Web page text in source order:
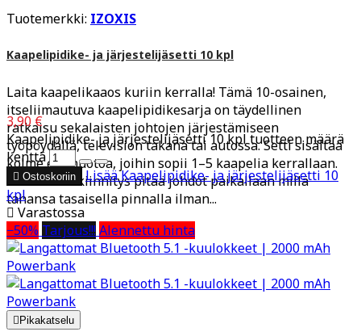
Tuotemerkki: IZOXIS
Kaapelipidike- ja järjestelijäsetti 10 kpl
Laita kaapelikaaos kuriin kerralla! Tämä 10-osainen,
itseliimautuva kaapelipidikesarja on täydellinen
ratkaisu sekalaisten johtojen järjestämiseen
työpöydällä, television takana tai autossa. Setti sisältää
kolme eri muotoa, joihin sopii 1–5 kaapelia kerrallaan.
Vahva tarrakiinnitys pitää johdot paikallaan millä
tahansa tasaisella pinnalla ilman...
3,90 €
Kaapelipidike- ja järjestelijäsetti 10 kpl tuotteen määrä
kenttä
 Ostoskoriin LisääKaapelipidike- ja järjestelijäsetti 10
kpl
 Varastossa
−50% Tarjous!!!Alennettu hinta
 Pikakatselu